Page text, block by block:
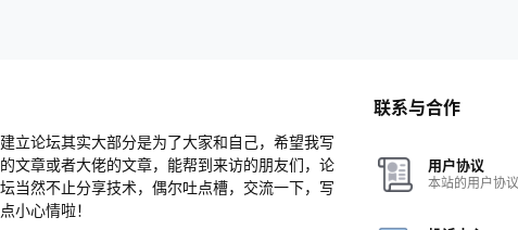
建立论坛其实大部分是为了大家和自己，希望我写
的文章或者大佬的文章，能帮到来访的朋友们，论
坛当然不止分享技术，偶尔吐点槽，交流一下，写
点小心情啦！
联系与合作
用户协议
本站的用户协议